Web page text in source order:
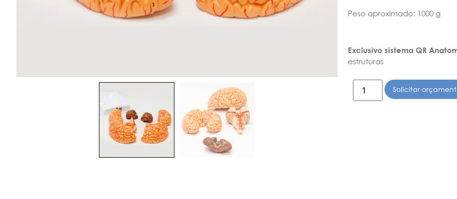
Peso aproximado: 1000 g
Exclusivo sistema QR
estruturas
Solicitar